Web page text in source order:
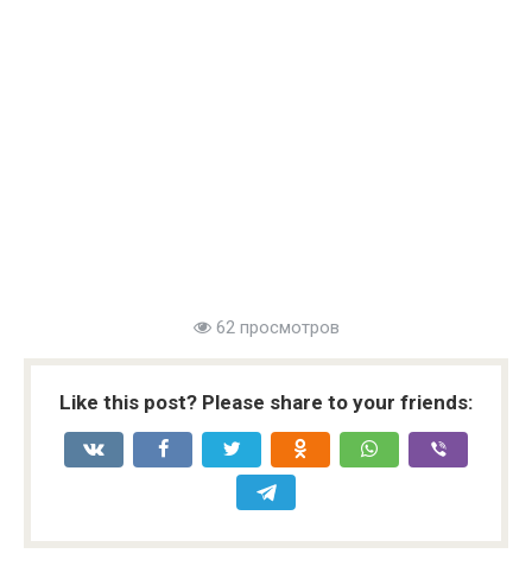
62 просмотров
Like this post? Please share to your friends: